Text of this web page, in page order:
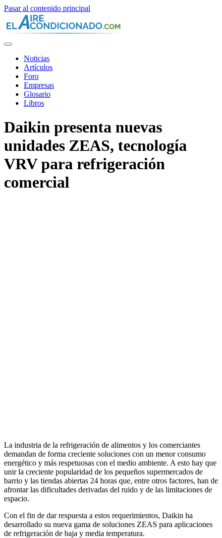
Pasar al contenido principal
Noticias
Artículos
Foro
Empresas
Glosario
Libros
Daikin presenta nuevas
unidades ZEAS, tecnología
VRV para refrigeración
comercial
La industria de la refrigeración de alimentos y los comerciantes
demandan de forma creciente soluciones con un menor consumo
energético y más respetuosas con el medio ambiente. A esto hay que
unir la creciente popularidad de los pequeños supermercados de
barrio y las tiendas abiertas 24 horas que, entre otros factores, han de
afrontar las dificultades derivadas del ruido y de las limitaciones de
espacio.
Con el fin de dar respuesta a estos requerimientos, Daikin ha
desarrollado su nueva gama de soluciones ZEAS para aplicaciones
de refrigeración de baja y media temperatura.